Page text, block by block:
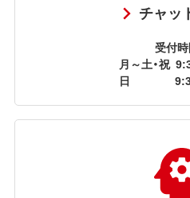
チャッ
受付
月～土・祝
日